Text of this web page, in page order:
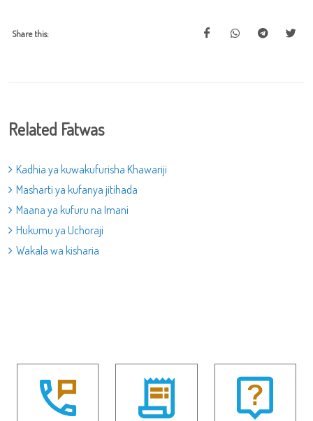
Share this:
Related Fatwas
Kadhia ya kuwakufurisha Khawariji
Masharti ya kufanya jitihada
Maana ya kufuru na Imani
Hukumu ya Uchoraji
Wakala wa kisharia